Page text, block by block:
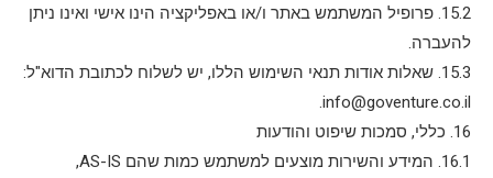
15.2. פרופיל המשתמש באתר ו/או באפליקציה הינו אישי ואינו ניתן
להעברה.
15.3. שאלות אודות תנאי השימוש הללו, יש לשלוח לכתובת הדוא"ל:
info@goventure.co.il
.
16. כללי, סמכות שיפוט והודעות
16.1. המידע והשירות מוצעים למשתמש כמות שהם AS-IS,